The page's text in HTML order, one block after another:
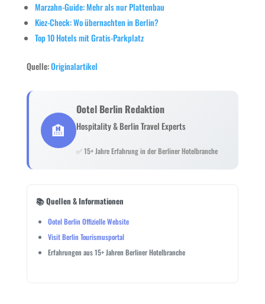
Marzahn-Guide: Mehr als nur Plattenbau
Kiez-Check: Wo übernachten in Berlin?
Top 10 Hotels mit Gratis-Parkplatz
Quelle:Originalartikel
🏨
Ootel Berlin Redaktion
Hospitality & Berlin Travel Experts
✅ 15+ Jahre Erfahrung in der Berliner Hotelbranche
📚 Quellen & Informationen
Ootel Berlin Offizielle Website
Visit Berlin Tourismusportal
Erfahrungen aus 15+ Jahren Berliner Hotelbranche